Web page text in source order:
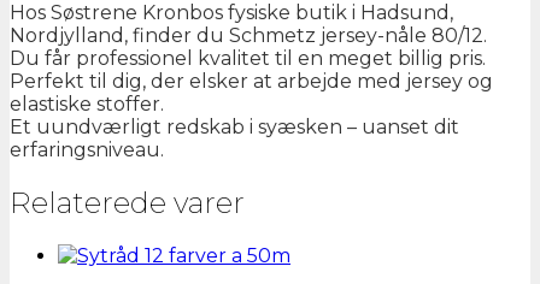
Hos Søstrene Kronbos fysiske butik i Hadsund,
Nordjylland, finder du Schmetz jersey-nåle 80/12.
Du får professionel kvalitet til en meget billig pris.
Perfekt til dig, der elsker at arbejde med jersey og
elastiske stoffer.
Et uundværligt redskab i syæsken – uanset dit
erfaringsniveau.
Relaterede varer